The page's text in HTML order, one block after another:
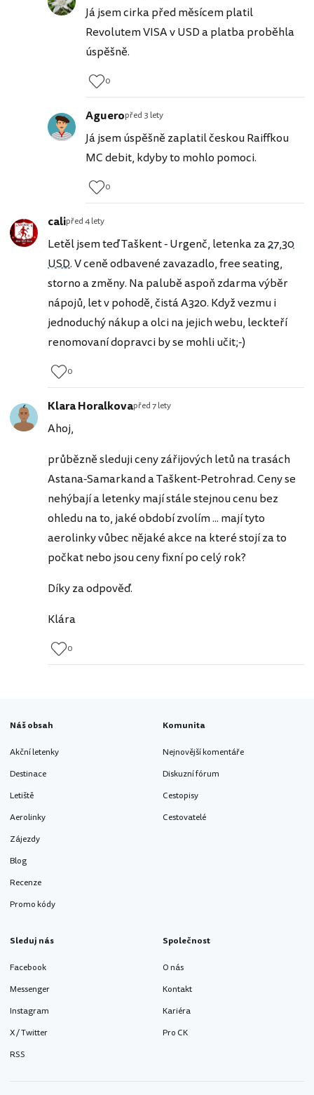
Já jsem cirka před měsícem platil
Revolutem VISA v USD a platba proběhla
úspěšně.
0
Agueropřed 3 lety
Já jsem úspěšně zaplatil českou Raiffkou
MC debit, kdyby to mohlo pomoci.
0
calipřed 4 lety
Letěl jsem teď Taškent - Urgenč, letenka za27,30
USD. V ceně odbavené zavazadlo, free seating,
storno a změny. Na palubě aspoň zdarma výběr
nápojů, let v pohodě, čistá A320. Když vezmu i
jednoduchý nákup a olci na jejich webu, leckteří
renomovaní dopravci by se mohli učit;-)
0
Klara Horalkovapřed 7 lety
Ahoj,
průbězně sleduji ceny zářijových letů na trasách
Astana-Samarkand a Taškent-Petrohrad. Ceny se
nehýbají a letenky mají stále stejnou cenu bez
ohledu na to, jaké období zvolím ... mají tyto
aerolinky vůbec nějaké akce na které stojí za to
počkat nebo jsou ceny fixní po celý rok?
Díky za odpověď.
Klára
0
Náš obsah
Akční letenky
Destinace
Letiště
Aerolinky
Zájezdy
Blog
Recenze
Promo kódy
Komunita
Nejnovější komentáře
Diskuzní fórum
Cestopisy
Cestovatelé
Sleduj nás
Facebook
Messenger
Instagram
X / Twitter
RSS
Společnost
O nás
Kontakt
Kariéra
Pro CK